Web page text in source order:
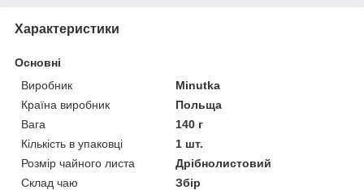
Характеристики
Основні
Виробник
Minutka
Країна виробник
Польща
Вага
140 г
Кількість в упаковці
1 шт.
Розмір чайного листа
Дрібнолистовий
Склад чаю
Збір